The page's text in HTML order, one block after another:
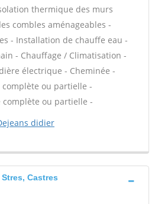
thermique des murs
combles aménageables -
- Installation de chauffe eau -
- Chauffage / Climatisation -
électrique - Cheminée -
ou partielle -
ou partielle -
didier
Castres